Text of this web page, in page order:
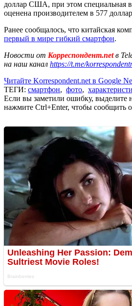
доллар США, при этом специальная
оценена производителем в 577
Ранее сообщалось, что китайская
первый в мире гибкий смартфон.
Новости от Корреспондент.netв
на наш канал https://t.me/
Читайте Korrespondent.net в Google
ТЕГИ: смартфон, фото,
Если вы заметили ошибку, выделите
нажмите Ctrl+Enter, чтобы сообщить